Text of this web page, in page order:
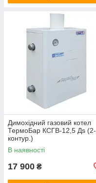
Димохідний газовий котел
ТермоБар КСГВ-12,5 Дѕ (2-
контур.)
В наявності
17 900 ₴